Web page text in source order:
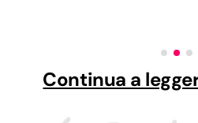
Continua a